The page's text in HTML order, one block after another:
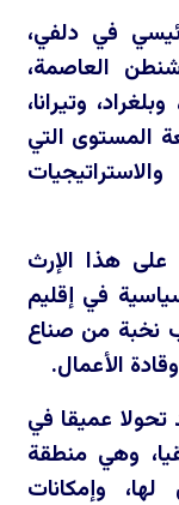
في دلفي،
العاصمة،
وتيرانا،
المستوى التي
هذا الإرث
في إقليم
نخبة من صناع
الأعمال.
عميقا في
وهي منطقة
وإمكانات